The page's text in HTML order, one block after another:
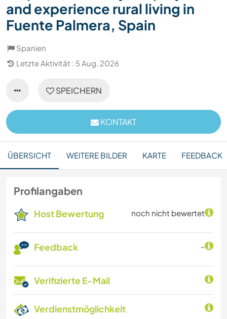
and experience rural living in
Fuente Palmera, Spain
Spanien
Letzte Aktivität : 5 Aug. 2026
SPEICHERN
KONTAKT
ÜBERSICHT WEITERE BILDER KARTE FEEDBACK
Profilangaben
Host Bewertung noch nicht bewertet
Feedback -
Verifizierte E-Mail
Verdienstmöglichkeit